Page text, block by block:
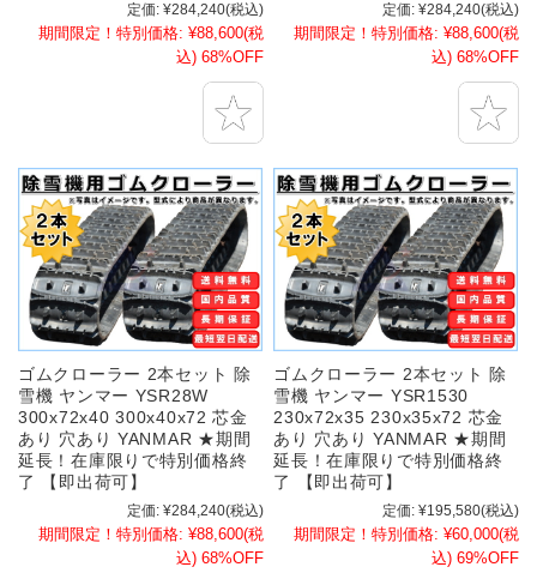
定価: ¥284,240(税込)
期間限定！特別価格: ¥88,600(税
込) 68%OFF
定価: ¥284,240(税込)
期間限定！特別価格: ¥88,600(税
込) 68%OFF
ゴムクローラー 2本セット 除
雪機 ヤンマー YSR28W
300x72x40 300x40x72 芯金
あり 穴あり YANMAR ★期間
延長！在庫限りで特別価格終
了 【即出荷可】
定価: ¥284,240(税込)
期間限定！特別価格: ¥88,600(税
込) 68%OFF
ゴムクローラー 2本セット 除
雪機 ヤンマー YSR1530
230x72x35 230x35x72 芯金
あり 穴あり YANMAR ★期間
延長！在庫限りで特別価格終
了 【即出荷可】
定価: ¥195,580(税込)
期間限定！特別価格: ¥60,000(税
込) 69%OFF